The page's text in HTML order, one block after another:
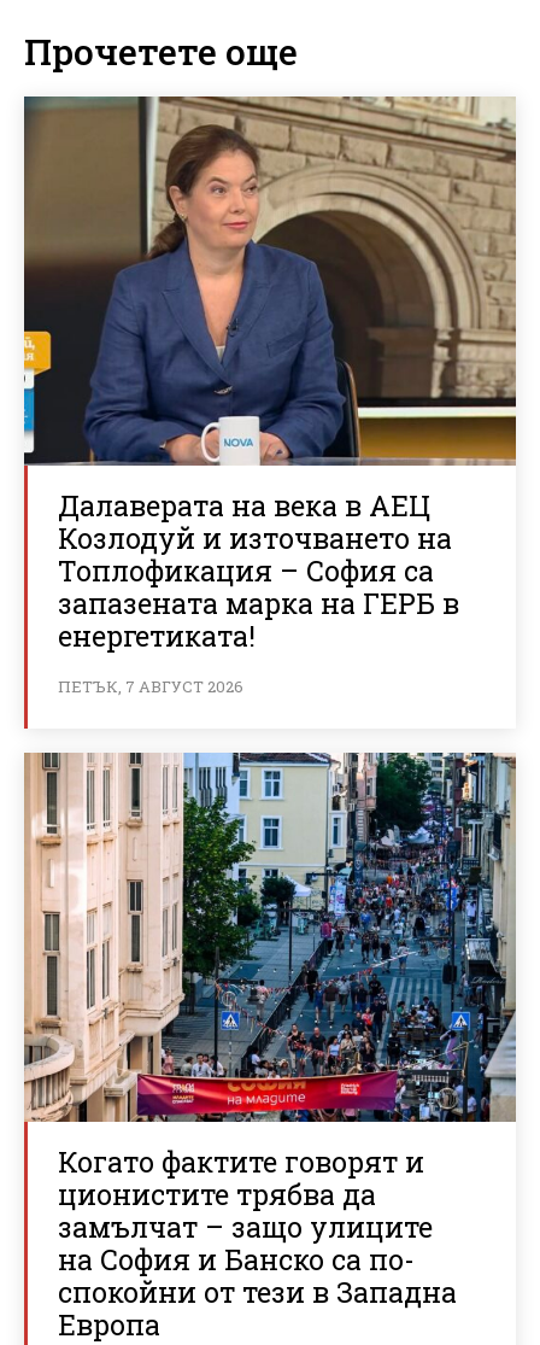
Прочетете още
Далаверата на века в АЕЦ
Козлодуй и източването на
Топлофикация – София са
запазената марка на ГЕРБ в
енергетиката!
ПЕТЪК, 7 АВГУСТ 2026
Когато фактите говорят и
ционистите трябва да
замълчат – защо улиците
на София и Банско са по-
спокойни от тези в Западна
Европа